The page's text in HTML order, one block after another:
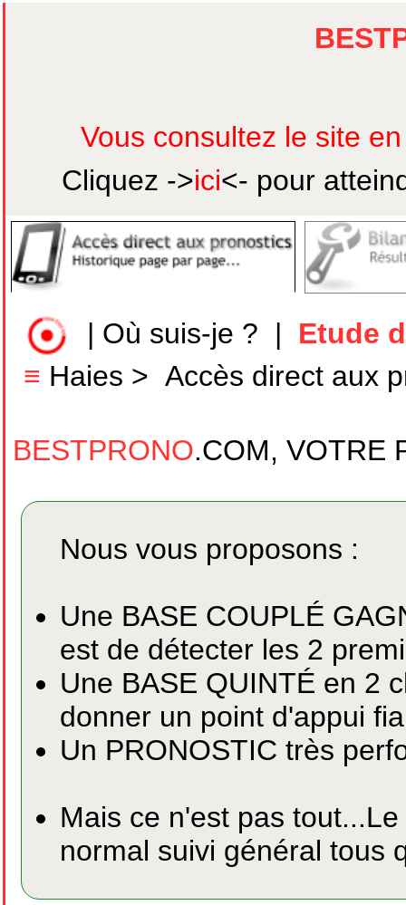
Vous consultez le site
Cliquez ->ici<- pour
Où suis-je ?
Etude
≡ Haies >Accès direct aux
BESTPRONO.COM, VOTRE
Nous vous proposons :
Une BASE COUPLÉ
est de détecter les 2
Une BASE QUINTÉ en 2
donner un point d'appui
Un PRONOSTIC très
Mais ce n'est pas
normal suivi général tous